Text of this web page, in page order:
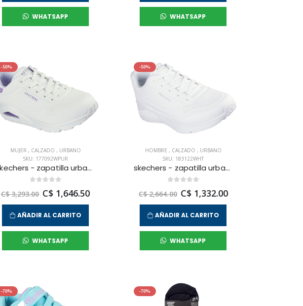
WHATSAPP WHATSAPP
-50%
MUJER , CALZADO , URBANO
SKU: 177092WPUR
skechers - zapatilla urbana uno - pop back para mujer
C$ 3,293.00 C$ 1,646.50
AÑADIR AL CARRITO
WHATSAPP
-50%
HOMBRE , CALZADO , URBANO
SKU: 183122WHT
skechers - zapatilla urbana uno lite - lite work para hombre
C$ 2,664.00 C$ 1,332.00
AÑADIR AL CARRITO
WHATSAPP
-70% -70%